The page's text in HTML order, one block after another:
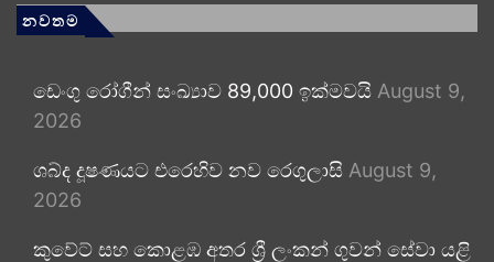
නවතම
ඩෙංගු රෝගීන් සංඛ්‍යාව 89,000 ඉක්මවයි August 9,
2026
ශබ්ද දූෂණයට එරෙහිව නව රෙගුලාසි August 9,
2026
කුවේට් සහ කොළඹ අතර ශ්‍රී ලංකන් ගුවන් සේවා යළි